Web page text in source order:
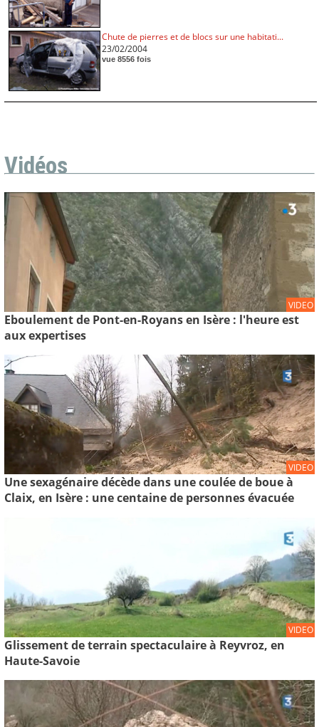
Chute de pierres et de blocs sur une habitati...
23/02/2004
vue 8556 fois
Vidéos
VIDEO
Eboulement de Pont-en-Royans en Isère : l'heure est
aux expertises
VIDEO
Une sexagénaire décède dans une coulée de boue à
Claix, en Isère : une centaine de personnes évacuée
VIDEO
Glissement de terrain spectaculaire à Reyvroz, en
Haute-Savoie